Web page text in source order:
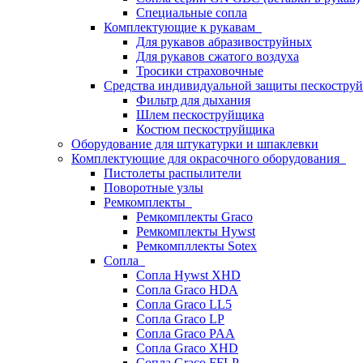
Специальные сопла
Комплектующие к рукавам
Для рукавов абразивоструйных
Для рукавов сжатого воздуха
Тросики страховочные
Средства индивидуальной защиты
Фильтр для дыхания
Шлем пескоструйщика
Костюм пескоструйщика
Оборудование для штукатурки и шпаклевки
Комплектующие для окрасочного оборудования
Пистолеты распылители
Поворотные узлы
Ремкомплекты
Ремкомплекты Graco
Ремкомплекты Hywst
Ремкомпллекты Sotex
Сопла
Сопла Hywst XHD
Сопла Graco HDA
Сопла Graco LL5
Сопла Graco LP
Сопла Graco PAA
Сопла Graco XHD